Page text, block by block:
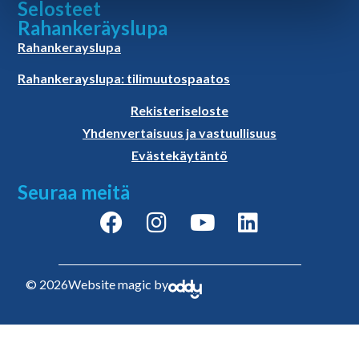
Selosteet
Rahankeräyslupa
Rahankerayslupa
Rahankerayslupa: tilimuutospaatos
Rekisteriseloste
Yhdenvertaisuus ja vastuullisuus
Evästekäytäntö
Seuraa meitä
© 2026Website magic by